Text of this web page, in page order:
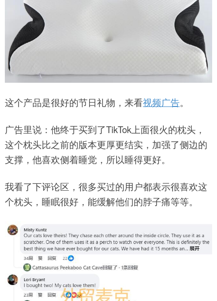
这个产品是很好的节日礼物，来看视频广告。
广告里说：他终于买到了TikTok上面很火的枕头，
这个枕头比之前的版本更厚更结实，加强了侧边的
支撑，他喜欢侧着睡觉，所以睡得更好。
我看了下评论区，很多买过的用户都表示很喜欢这
个枕头，睡眠很好，能缓解他们的脖子痛等等。